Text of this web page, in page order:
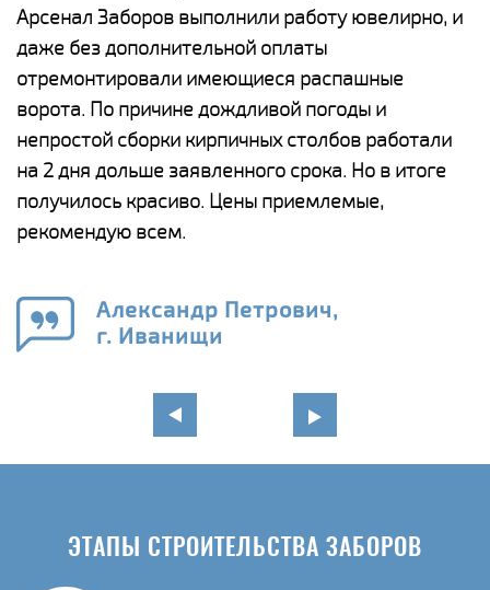
Арсенал Заборов выполнили работу ювелирно, и
даже без дополнительной оплаты
отремонтировали имеющиеся распашные
ворота. По причине дождливой погоды и
непростой сборки кирпичных столбов работали
на 2 дня дольше заявленного срока. Но в итоге
получилось красиво. Цены приемлемые,
рекомендую всем.
Александр Петрович,
г. Иванищи
ЭТАПЫ СТРОИТЕЛЬСТВА ЗАБОРОВ